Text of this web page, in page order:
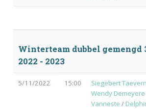
Winterteam dubbel gemengd
2022 - 2023
5/11/2022 15:00 Siegebert
Wendy Demeyere
Vanneste /